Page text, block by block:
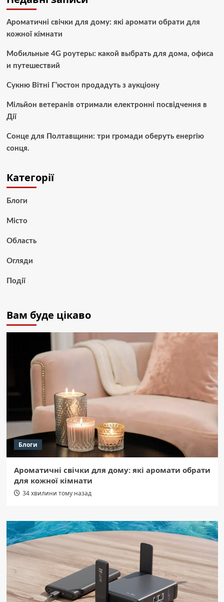
Ароматичні свічки для дому: які аромати обрати для
кожної кімнати
Мобильные 4G роутеры: какой выбрать для дома, офиса
и путешествий
Сукню Вітні Г’юстон продадуть з аукціону
Мільйон ветеранів отримали електронні посвідчення в
Дії
Сонце для Полтавщини: три громади оберуть енергію
сонця.
Категорії
Блоги
Місто
Область
Огляди
Події
Вам буде цікаво
Блоги
Ароматичні свічки для дому: які аромати обрати
для кожної кімнати
34 хвилини тому назад